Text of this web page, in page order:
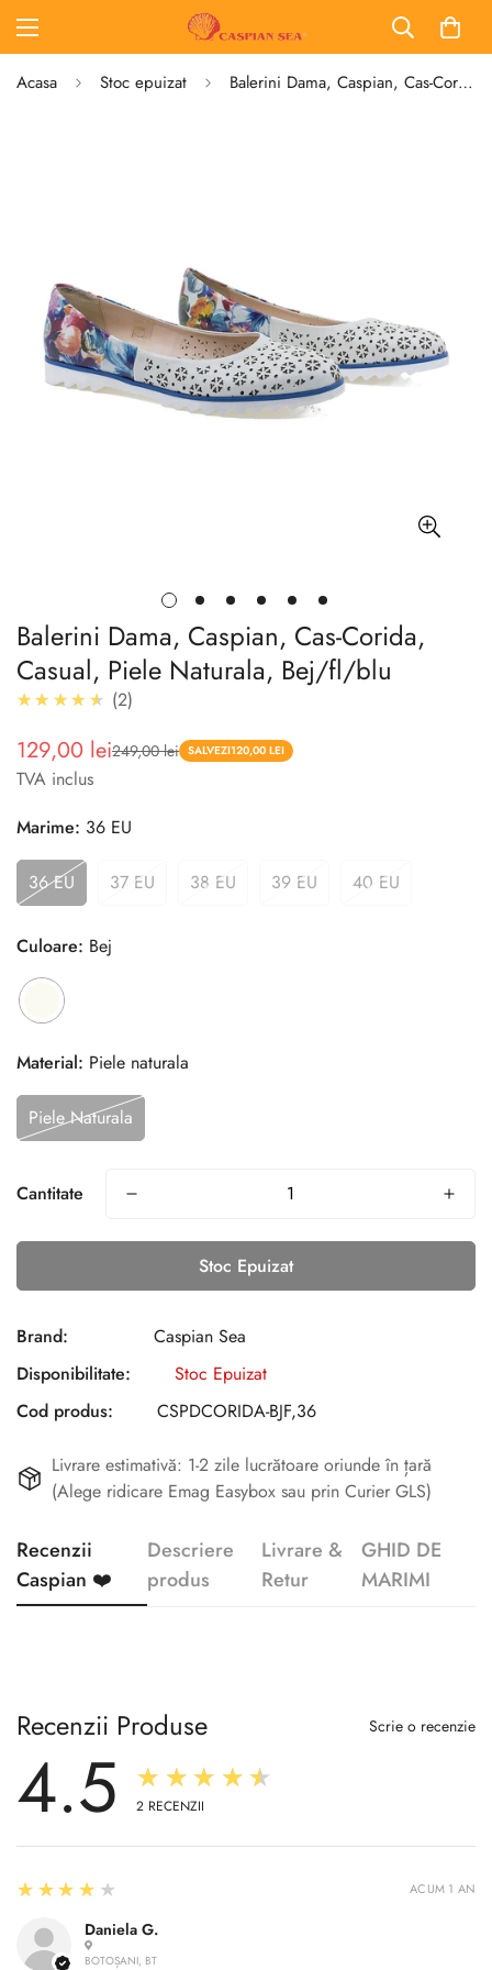
Acasa Stoc epuizat Balerini Dama, Caspian, Cas-Corida, Casual, Piele Naturala, Bej/fl/blu
Balerini Dama, Caspian, Cas-Corida,
Casual, Piele Naturala, Bej/fl/blu
★★★★★ 4.5
2
Pret
redus
129,00 lei
Pret 249,00 lei SALVEZI120,00 LEI
TVA inclus
Marime: 36 EU
36 EU 37 EU 38 EU 39 EU 40 EU
Culoare: Bej
Material: Piele naturala
Piele Naturala
Cantitate
Stoc Epuizat
Brand:
Caspian Sea
Disponibilitate:
Stoc Epuizat
Cod produs:
CSPDCORIDA-BJF,36
Livrare estimativă: 1-2 zile lucrătoare oriunde în țară
(Alege ridicare Emag Easybox sau prin Curier GLS)
Recenzii
Caspian ❤️
Descriere
produs
Livrare &
Retur
GHID DE
MARIMI
Recenzii Produse Scrie o recenzie
4.5 ★★★★★
2 RECENZII
Daniela G.
BOTOȘANI, BT
4
★★★★★ ACUM 1 AN